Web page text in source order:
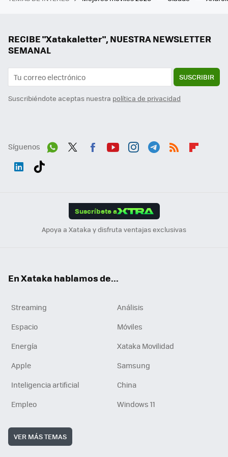
RECIBE "Xatakaletter", NUESTRA NEWSLETTER
SEMANAL
SUSCRIBIR
Suscribiéndote aceptas nuestra política de privacidad
Síguenos
Suscríbete a
Apoya a Xataka y disfruta ventajas exclusivas
En Xataka hablamos de...
Streaming
Análisis
Espacio
Móviles
Energía
Xataka Movilidad
Apple
Samsung
Inteligencia artificial
China
Empleo
Windows 11
VER MÁS TEMAS